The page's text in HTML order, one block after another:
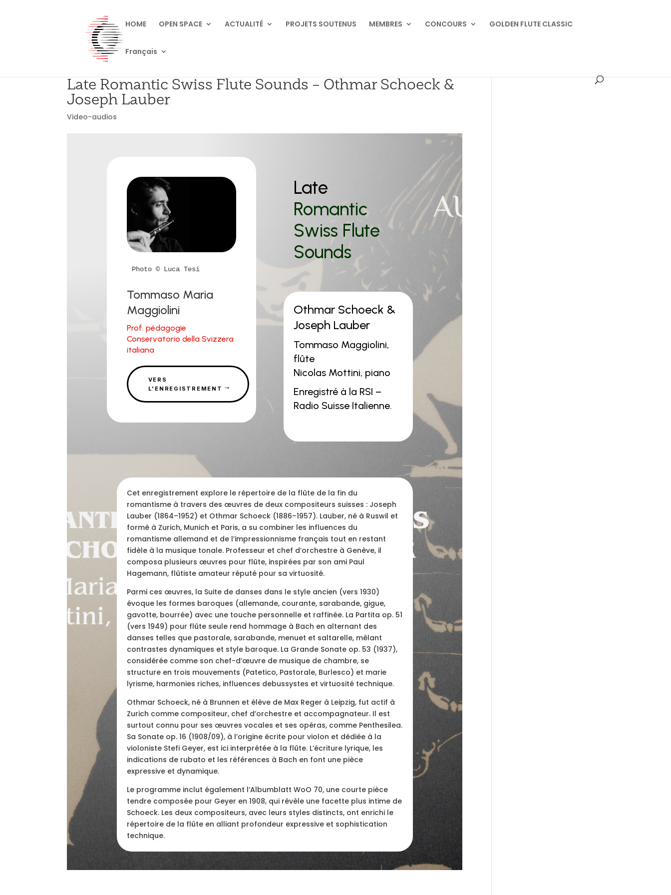
HOME OPEN SPACE ACTUALITÉ PROJETS SOUTENUS MEMBRES CONCOURS GOLDEN FLUTE CLASSIC
Français
Late Romantic Swiss Flute Sounds – Othmar Schoeck &
Joseph Lauber
Video-audios
Photo © Luca Tesi
Tommaso Maria
Maggiolini
Prof. pédagogie
Conservatorio della Svizzera
italiana
VERS
L'ENREGISTREMENT
Late
Romantic
Swiss Flute
Sounds
Othmar Schoeck &
Joseph Lauber
Tommaso Maggiolini,
flûte
Nicolas Mottini, piano
Enregistré à la RSI –
Radio Suisse Italienne.
Cet enregistrement explore le répertoire de la flûte de la fin du
romantisme à travers des œuvres de deux compositeurs suisses : Joseph
Lauber (1864–1952) et Othmar Schoeck (1886–1957). Lauber, né à Ruswil et
formé à Zurich, Munich et Paris, a su combiner les influences du
romantisme allemand et de l’impressionnisme français tout en restant
fidèle à la musique tonale. Professeur et chef d’orchestre à Genève, il
composa plusieurs œuvres pour flûte, inspirées par son ami Paul
Hagemann, flûtiste amateur réputé pour sa virtuosité.
Parmi ces œuvres, la Suite de danses dans le style ancien (vers 1930)
évoque les formes baroques (allemande, courante, sarabande, gigue,
gavotte, bourrée) avec une touche personnelle et raffinée. La Partita op. 51
(vers 1949) pour flûte seule rend hommage à Bach en alternant des
danses telles que pastorale, sarabande, menuet et saltarelle, mêlant
contrastes dynamiques et style baroque. La Grande Sonate op. 53 (1937),
considérée comme son chef-d’œuvre de musique de chambre, se
structure en trois mouvements (Patetico, Pastorale, Burlesco) et marie
lyrisme, harmonies riches, influences debussystes et virtuosité technique.
Othmar Schoeck, né à Brunnen et élève de Max Reger à Leipzig, fut actif à
Zurich comme compositeur, chef d’orchestre et accompagnateur. Il est
surtout connu pour ses œuvres vocales et ses opéras, comme Penthesilea.
Sa Sonate op. 16 (1908/09), à l’origine écrite pour violon et dédiée à la
violoniste Stefi Geyer, est ici interprétée à la flûte. L’écriture lyrique, les
indications de rubato et les références à Bach en font une pièce
expressive et dynamique.
Le programme inclut également l’Albumblatt WoO 70, une courte pièce
tendre composée pour Geyer en 1908, qui révèle une facette plus intime de
Schoeck. Les deux compositeurs, avec leurs styles distincts, ont enrichi le
répertoire de la flûte en alliant profondeur expressive et sophistication
technique.